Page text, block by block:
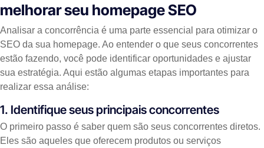
melhorar seu homepage SEO
Analisar a concorrência é uma parte essencial para otimizar o
SEO da sua homepage. Ao entender o que seus concorrentes
estão fazendo, você pode identificar oportunidades e ajustar
sua estratégia. Aqui estão algumas etapas importantes para
realizar essa análise:
1. Identifique seus principais concorrentes
O primeiro passo é saber quem são seus concorrentes diretos.
Eles são aqueles que oferecem produtos ou serviços